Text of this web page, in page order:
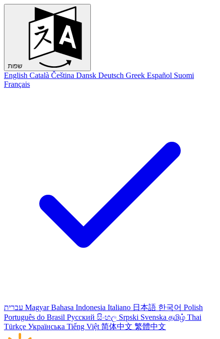
שפות
English Català Čeština Dansk Deutsch Greek Español Suomi
Français
עברית Magyar Bahasa Indonesia Italiano 日本語 한국어 Polish
Português do Brasil Русский සිංහල Srpski Svenska தமிழ் Thai
Türkçe Українська Tiếng Việt 简体中文 繁體中文
דילוג על קישורי הניווט